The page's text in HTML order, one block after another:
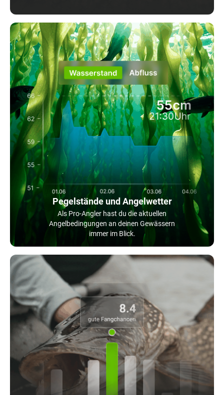
Pegelstände und Angelwetter
Als Pro-Angler hast du die aktuellen
Angelbedingungen an deinen Gewässern
immer im Blick.